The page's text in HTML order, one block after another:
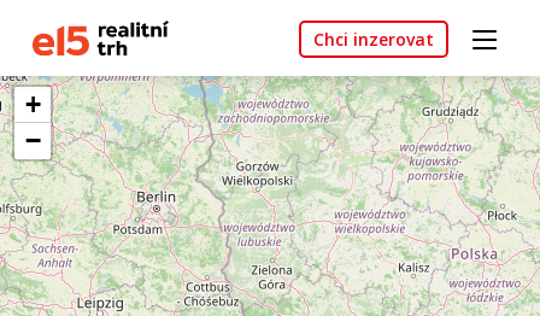
Chci inzerovat
+
−